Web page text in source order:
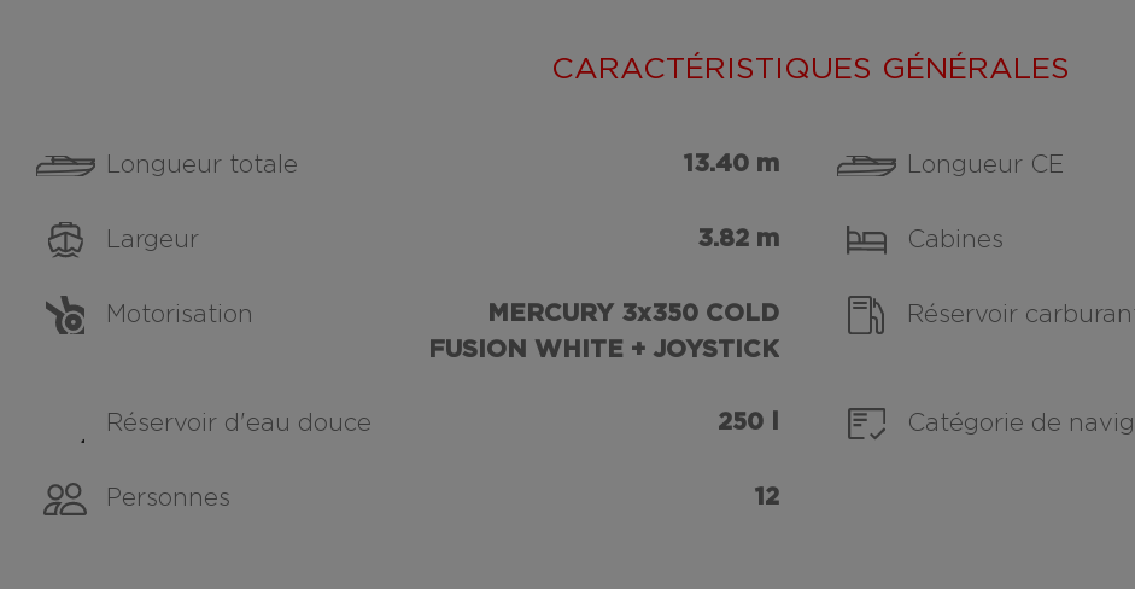
CARACTÉRISTIQUES GÉNÉRALES
Longueur totale 13.40 m Longueur CE
Largeur 3.82 m Cabines
Motorisation
MERCURY 3x350 COLD
FUSION WHITE + JOYSTICK
Réservoir
Réservoir d'eau douce 250 l Catégorie de
Personnes 12